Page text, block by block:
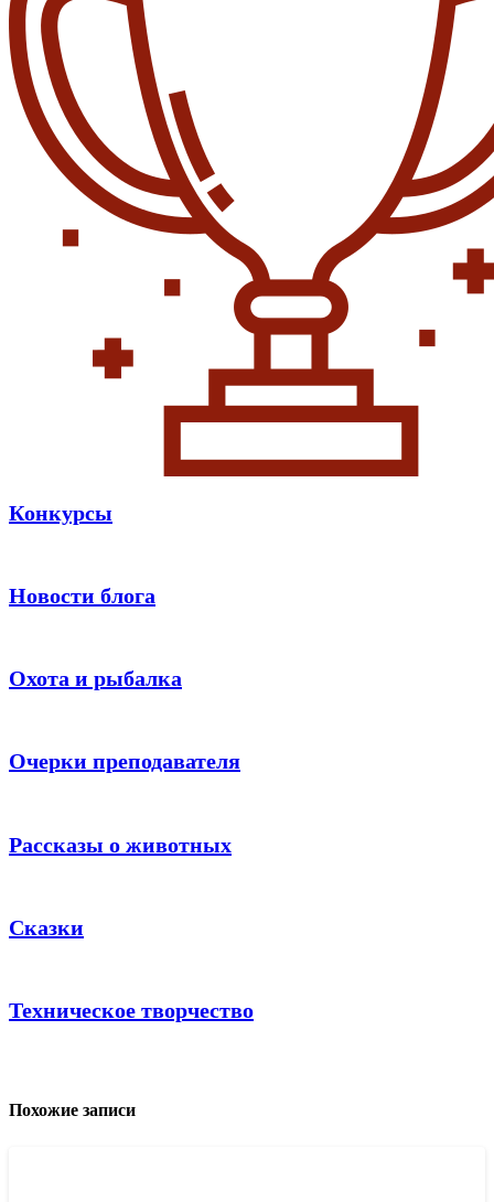
Конкурсы
Новости блога
Охота и рыбалка
Очерки преподавателя
Рассказы о животных
Сказки
Техническое творчество
Похожие записи